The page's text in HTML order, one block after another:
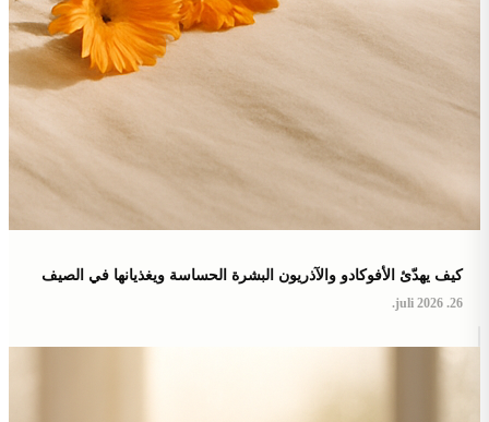
كيف يهدّئ الأفوكادو والآذريون البشرة الحساسة ويغذيانها في الصيف
26. juli 2026.